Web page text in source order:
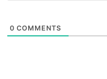
0 COMMENTS